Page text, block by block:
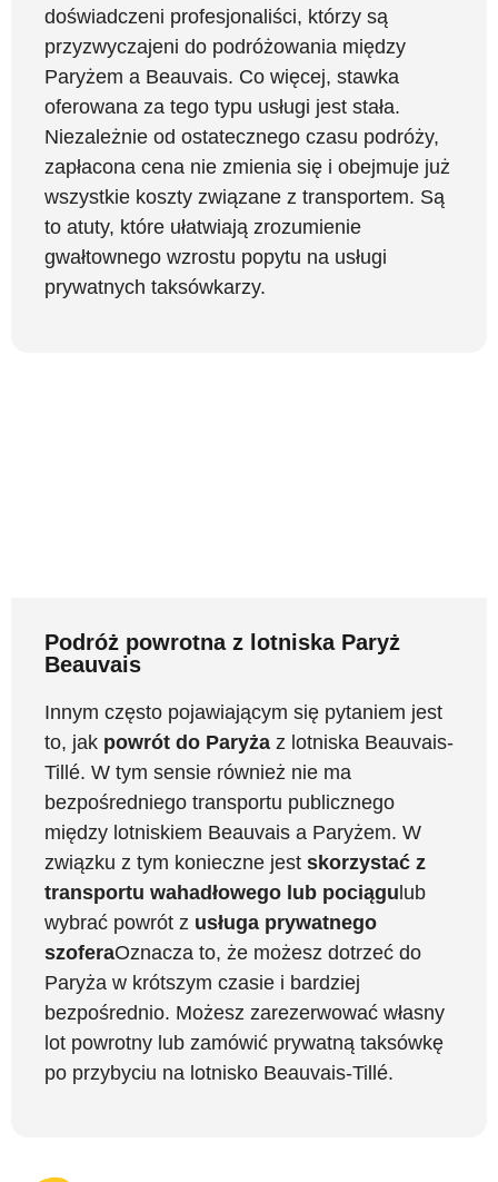
doświadczeni profesjonaliści, którzy są
przyzwyczajeni do podróżowania między
Paryżem a Beauvais. Co więcej, stawka
oferowana za tego typu usługi jest stała.
Niezależnie od ostatecznego czasu podróży,
zapłacona cena nie zmienia się i obejmuje już
wszystkie koszty związane z transportem. Są
to atuty, które ułatwiają zrozumienie
gwałtownego wzrostu popytu na usługi
prywatnych taksówkarzy.
Podróż powrotna z lotniska Paryż
Beauvais
Innym często pojawiającym się pytaniem jest
to, jak powrót do Paryża z lotniska Beauvais-
Tillé. W tym sensie również nie ma
bezpośredniego transportu publicznego
między lotniskiem Beauvais a Paryżem. W
związku z tym konieczne jest skorzystać z
transportu wahadłowego lub pociągulub
wybrać powrót z usługa prywatnego
szoferaOznacza to, że możesz dotrzeć do
Paryża w krótszym czasie i bardziej
bezpośrednio. Możesz zarezerwować własny
lot powrotny lub zamówić prywatną taksówkę
po przybyciu na lotnisko Beauvais-Tillé.
Salut c'est nous...
les Cookies !
ce site vous intéresse avant de vous
déranger, mais on aimerait bien vous accompagner pendant votre
visite...
C'est OK pour vous ?